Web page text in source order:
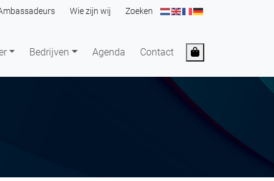
Wie zijn wij Zoeken
Bedrijven Agenda Contact Cart